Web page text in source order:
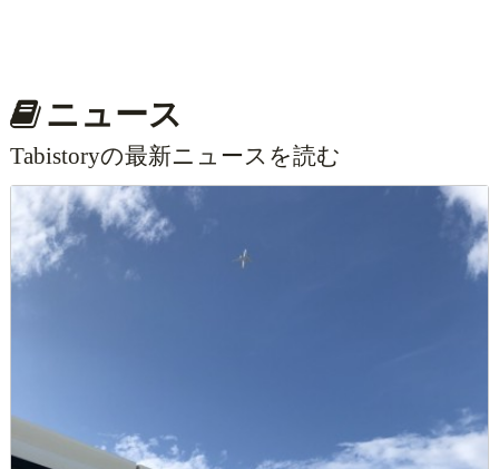
ニュース
Tabistoryの最新ニュースを読む